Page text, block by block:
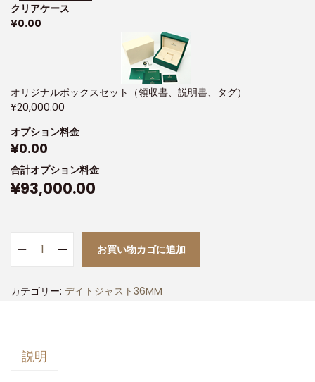
クリアケース
¥0.00
オリジナルボックスセット（領収書、説明書、タグ）
¥20,000.00
オプション料金
¥0.00
合計オプション料金
¥93,000.00
お買い物カゴに追加
カテゴリー: デイトジャスト36MM
説明